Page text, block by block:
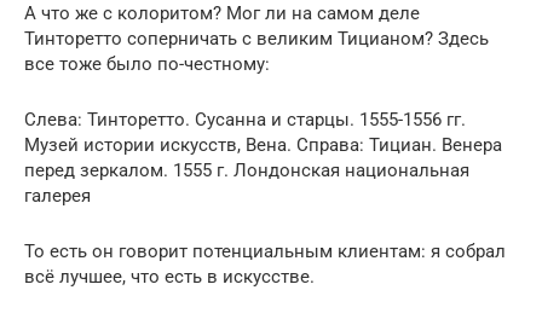
А что же с колоритом? Мог ли на самом деле
Тинторетто соперничать с великим Тицианом? Здесь
все тоже было по-честному:
Слева: Тинторетто. Сусанна и старцы. 1555-1556 гг.
Музей истории искусств, Вена. Справа: Тициан. Венера
перед зеркалом. 1555 г. Лондонская национальная
галерея
То есть он говорит потенциальным клиентам: я собрал
всё лучшее, что есть в искусстве.